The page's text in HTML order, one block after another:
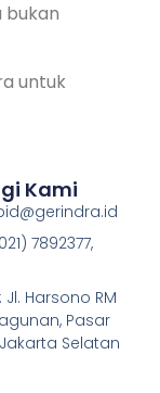
bukan
untuk
Kami
7892377,
Harsono RM
Pasar
Selatan